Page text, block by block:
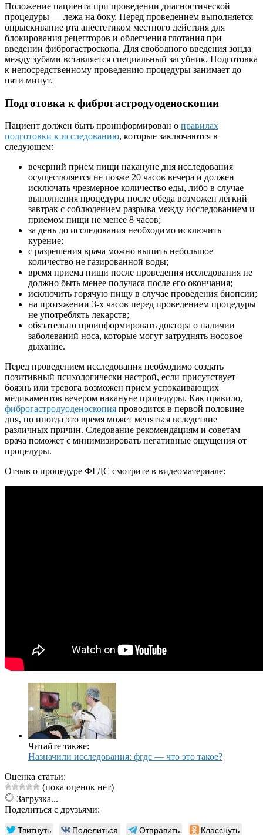
Положение пациента при проведении диагностической
процедуры — лежа на боку. Перед проведением выполняется
опрыскивание рта анестетиком местного действия для
блокирования рецепторов и облегчения глотания при
введении фиброгастроскопа. Для свободного введения зонда
между зубами вставляется специальный загубник. Подготовка
к непосредственному проведению процедуры занимает до
пяти минут.
Подготовка к фиброгастродуоденоскопии
Пациент должен быть проинформирован о правилах
подготовки к исследованию, которые заключаются в
следующем:
вечерний прием пищи накануне дня исследования
осуществляется не позже 20 часов вечера и должен
исключать чрезмерное количество еды, либо в случае
выполнения процедуры после обеда возможен легкий
завтрак с соблюдением разрыва между исследованием и
приемом пищи не менее 8 часов;
за день до исследования необходимо исключить
курение;
с разрешения врача можно выпить небольшое
количество не газированной воды;
время приема пищи после проведения исследования не
должно быть менее получаса после его окончания;
исключить горячую пищу в случае проведения биопсии;
на протяжении 3-х часов перед проведением процедуры
не употреблять лекарств;
обязательно проинформировать доктора о наличии
заболеваний носа, которые могут затруднять носовое
дыхание.
Перед проведением исследования необходимо создать
позитивный психологически настрой, если присутствует
боязнь или тревога возможен прием успокаивающих
медикаментов вечером накануне процедуры. Как правило,
фиброгастродуоденоскопия проводится в первой половине
дня, но иногда это время может меняться вследствие
различных причин. Следование рекомендациям и советам
врача поможет с минимизировать негативные ощущения от
процедуры.
Отзыв о процедуре ФГДС смотрите в видеоматериале:
Читайте также:
Назначили исследования: фгдс — что это такое?
Оценка статьи:
(пока оценок нет)
Загрузка...
Поделиться с друзьями:
Твитнуть Поделиться Отправить Класснуть